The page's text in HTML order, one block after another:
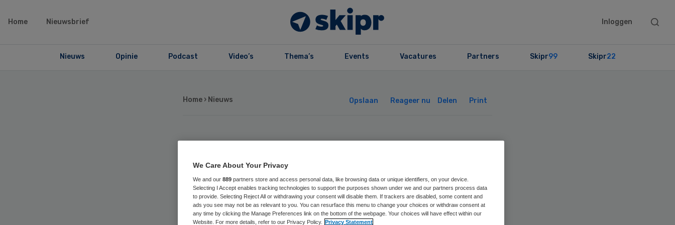
Home Nieuwsbrief Inloggen
Search
Nieuws Opinie Podcast Video’s Thema’s Events Vacatures Partners Skipr99 Skipr22
Home › Nieuws Opslaan Reageer nu Delen Print
Merck betaalt
miljarden voor
biotechbedrijf
We Care About Your Privacy
We and our 889 partners store and access personal data, like browsing data or unique identifiers, on your device.
Selecting I Accept enables tracking technologies to support the purposes shown under we and our partners process data
to provide. Selecting Reject All or withdrawing your consent will disable them. If trackers are disabled, some content and
ads you see may not be as relevant to you. You can resurface this menu to change your choices or withdraw consent at
any time by clicking the Manage Preferences link on the bottom of the webpage. Your choices will have effect within our
Website. For more details, refer to our Privacy Policy. Privacy Statement